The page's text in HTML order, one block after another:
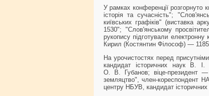
У рамках конференції розгорнуто
історія та сучасність";
київських графіків" (виставка
1530"; "Слов'янському
рукопису підготували
Кирил (Костянтин Філософ) —
На урочистостях перед
кандидат історичних наук В. І.
О. В. Губанов; віце-президент —
земляцтво", член-кореспондент
центру НБУВ, кандидат